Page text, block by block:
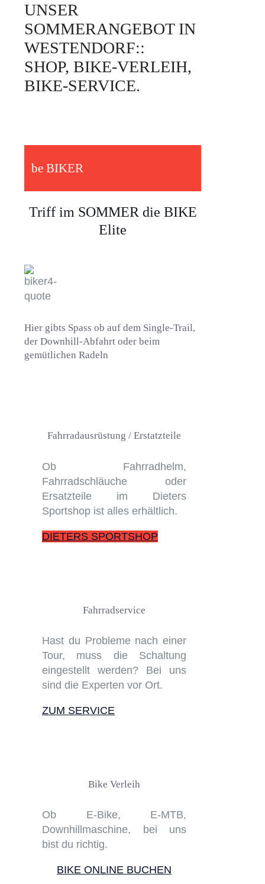
UNSER
SOMMERANGEBOT IN
WESTENDORF::
SHOP, BIKE-VERLEIH,
BIKE-SERVICE.
be BIKER
Triff im SOMMER die BIKE
Elite
Hier gibts Spass ob auf dem Single-Trail,
der Downhill-Abfahrt oder beim
gemütlichen Radeln
Fahrradausrüstung / Erstatzteile
Ob Fahrradhelm,
Fahrradschläuche oder
Ersatzteile im Dieters
Sportshop ist alles erhältlich.
DIETERS SPORTSHOP
Fahrradservice
Hast du Probleme nach einer
Tour, muss die Schaltung
eingestellt werden? Bei uns
sind die Experten vor Ort.
ZUM SERVICE
Bike Verleih
Ob E-Bike, E-MTB,
Downhillmaschine, bei uns
bist du richtig.
BIKE ONLINE BUCHEN